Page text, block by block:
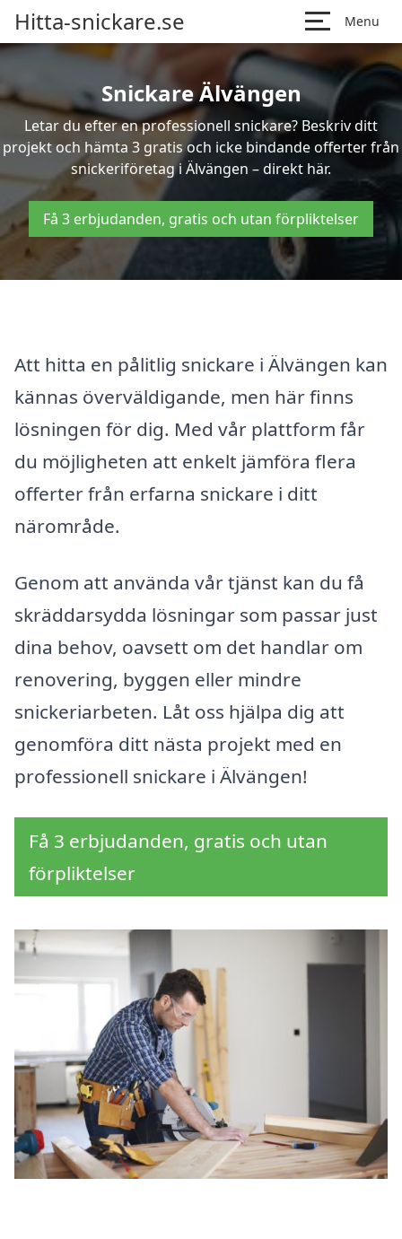
Hitta-snickare.se Menu
Snickare Älvängen
Letar du efter en professionell snickare? Beskriv ditt
projekt och hämta 3 gratis och icke bindande offerter från
snickeriföretag i Älvängen – direkt här.
Få 3 erbjudanden, gratis och utan förpliktelser
Att hitta en pålitlig snickare i Älvängen kan
kännas överväldigande, men här finns
lösningen för dig. Med vår plattform får
du möjligheten att enkelt jämföra flera
offerter från erfarna snickare i ditt
närområde.
Genom att använda vår tjänst kan du få
skräddarsydda lösningar som passar just
dina behov, oavsett om det handlar om
renovering, byggen eller mindre
snickeriarbeten. Låt oss hjälpa dig att
genomföra ditt nästa projekt med en
professionell snickare i Älvängen!
Få 3 erbjudanden, gratis och utan
förpliktelser